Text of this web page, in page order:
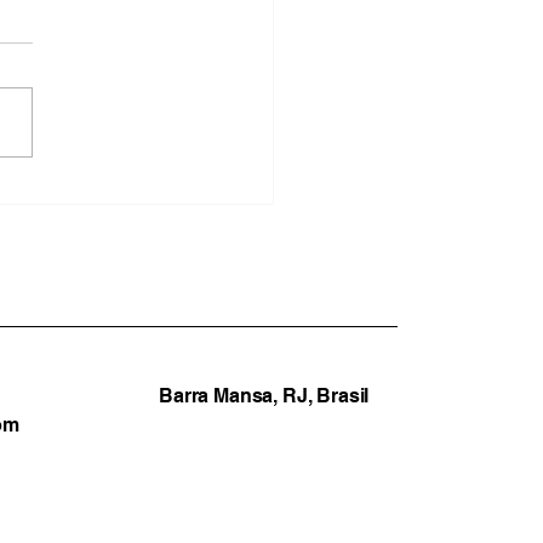
Barra Mansa, RJ, Brasil